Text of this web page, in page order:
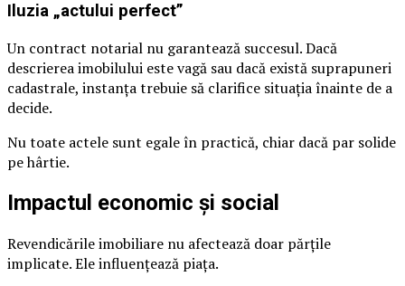
Iluzia „actului perfect”
Un contract notarial nu garantează succesul. Dacă
descrierea imobilului este vagă sau dacă există suprapuneri
cadastrale, instanța trebuie să clarifice situația înainte de a
decide.
Nu toate actele sunt egale în practică, chiar dacă par solide
pe hârtie.
Impactul economic și social
Revendicările imobiliare nu afectează doar părțile
implicate. Ele influențează piața.